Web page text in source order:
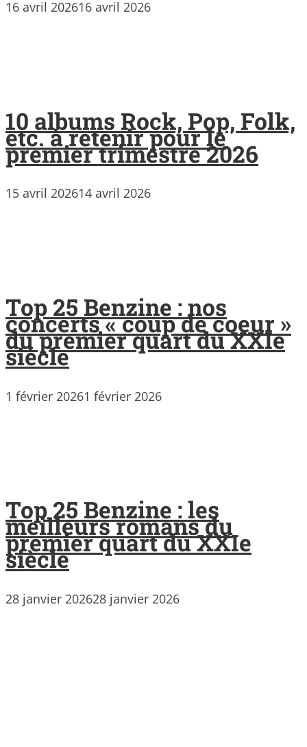
16 avril 202616 avril 2026
10 albums Rock, Pop, Folk,
etc. à retenir pour le
premier trimestre 2026
15 avril 202614 avril 2026
Top 25 Benzine : nos
concerts « coup de coeur »
du premier quart du XXIe
siècle
1 février 20261 février 2026
Top 25 Benzine : les
meilleurs romans du
premier quart du XXIe
siècle
28 janvier 202628 janvier 2026